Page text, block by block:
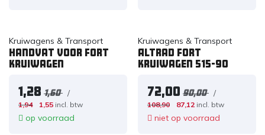
Kruiwagens & Transport
Handvat voor Fort
kruiwagen
1,28 1,60 /
1,94 1,55 incl. btw
op voorraad
Kruiwagens & Transport
Altrad Fort
Kruiwagen 515-90
72,00 90,00 /
108,90 87,12 incl. btw
niet op voorraad